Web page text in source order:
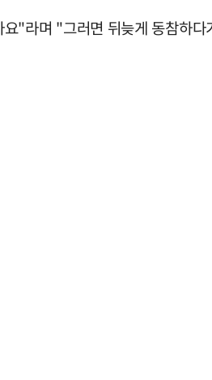
"라며 "그러면 뒤늦게 동참하